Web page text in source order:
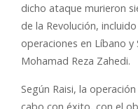
dicho ataque murieron
de la Revolución,
operaciones en Líbano y
Mohamad Reza Zahedi.
Según Raisi, la